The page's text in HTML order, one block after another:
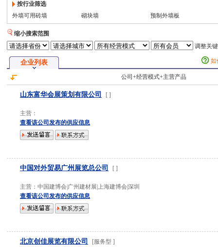
按行业筛选
外墙可用砖墙
砌块墙 预制外墙板
缩小搜索范围
调整关
企业列表 如
公司+经营模式+主营产品
山东富华会展策划有限公司 [ ]
主营：
查看该公司发布的供应信息
中国对外贸易广州展览总公司 [ ]
主营： 中国建博会|广州建材展|上海建博会|深圳
查看该公司发布的供应信息
北京创佳展览有限公司 [服务型 ]